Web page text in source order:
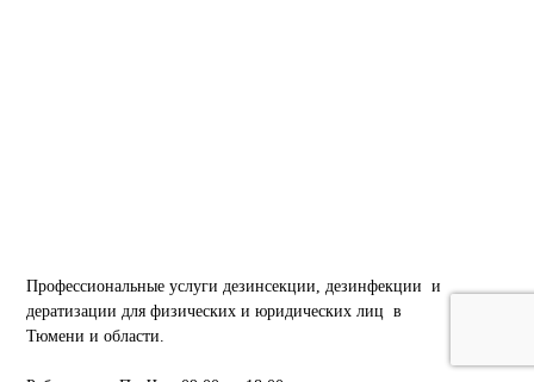
Профессиональные услуги дезинсекции, дезинфекции и
дератизации для физических и юридических лиц в
Тюмени и области.